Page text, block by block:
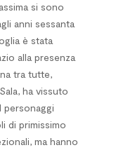
si sono
anni sessanta
è stata
alla presenza
tra tutte,
ha vissuto
personaggi
di primissimo
ma hanno